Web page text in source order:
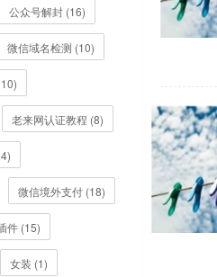
公众号解封 (16)
微信域名检测 (10)
老来网认证教程 (8)
微信境外支付 (18)
件 (15)
女装 (1)